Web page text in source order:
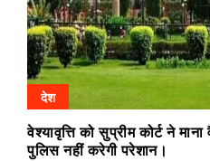
देश
वेश्यावृत्ति को सुप्रीम कोर्ट ने
पुलिस नहीं करेगी परेशान।